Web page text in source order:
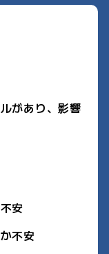
があり、影響
安
不安